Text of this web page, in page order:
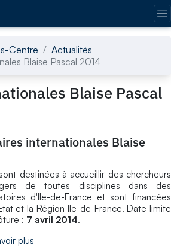
Centre
Actualités
Blaise Pascal 2014
Blaise Pascal
internationales Blaise
destinées à accueillir des chercheurs
de toutes disciplines dans des
d'Ile-de-France et sont financées
et la Région Ile-de-France. Date limite
: 7 avril 2014.
plus